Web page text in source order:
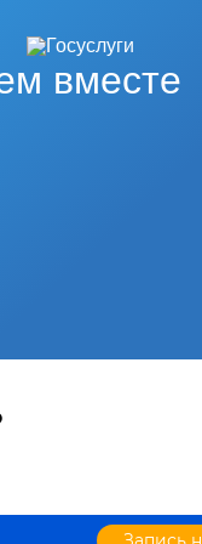
вместе